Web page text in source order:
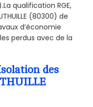
qualification RGE,
(80300) de
d’économie
perdus avec de la
des